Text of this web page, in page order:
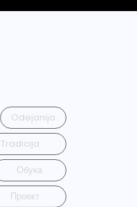
Odejanija
Tradicija
Обука
Проект